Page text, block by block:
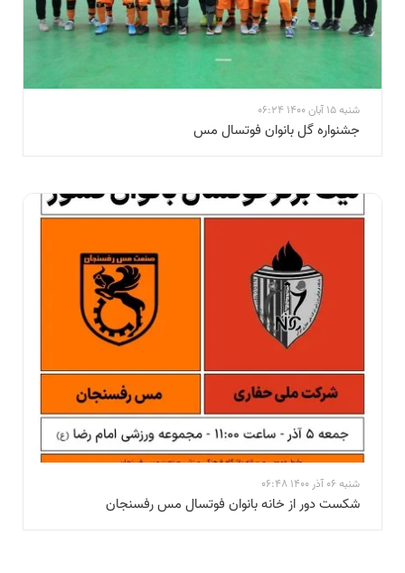
شنبه 15 آبان 1400 06:24
جشنواره گل بانوان فوتسال مس
شنبه 06 آذر 1400 06:48
شکست دور از خانه بانوان فوتسال مس رفسنجان